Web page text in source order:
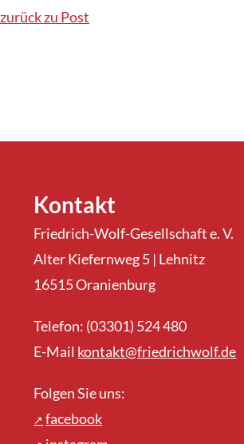
zurück zu Post
Kontakt
Friedrich-Wolf-Gesellschaft e. V.
Alter Kiefernweg 5 | Lehnitz
16515 Oranienburg
Telefon: (03301) 524 480
E-Mail kontakt@friedrichwolf.de
Folgen Sie uns:
facebook